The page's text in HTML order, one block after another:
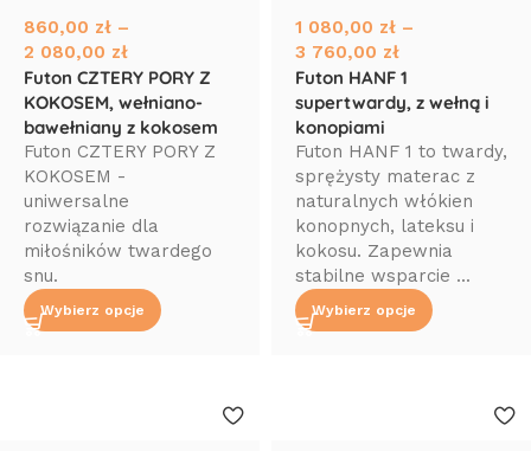
860,00 zł –
2 080,00 zł
Futon CZTERY PORY Z
KOKOSEM, wełniano-
bawełniany z kokosem
Futon CZTERY PORY Z
KOKOSEM -
uniwersalne
rozwiązanie dla
miłośników twardego
snu.
Wybierz opcje
1 080,00 zł –
3 760,00 zł
Futon HANF 1
supertwardy, z wełną i
konopiami
Futon HANF 1 to twardy,
sprężysty materac z
naturalnych włókien
konopnych, lateksu i
kokosu. Zapewnia
stabilne wsparcie ...
Wybierz opcje